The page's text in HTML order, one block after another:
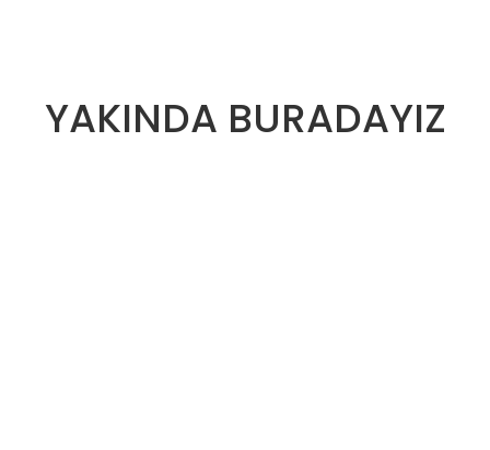
YAKINDA BURADAYIZ